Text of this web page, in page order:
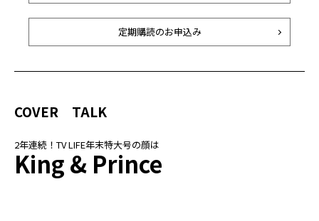
定期購読のお申込み
COVER TALK
2年連続！TV LIFE年末特大号の顔は
King & Prince